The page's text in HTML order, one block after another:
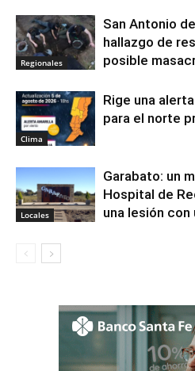
Regionales
San Antonio
hallazgo de
posible
Clima
Rige una
para el norte
Locales
Garabato: un
Hospital de
una lesión